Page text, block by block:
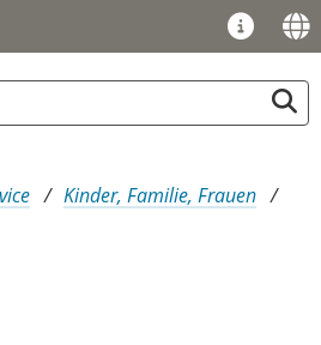
Kinder, Familie, Frauen